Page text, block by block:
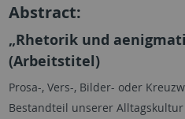
Abstract:
„Rhetorik und
(Arbeitstitel)
Prosa-, Vers-, Bilder- oder
Bestandteil unserer